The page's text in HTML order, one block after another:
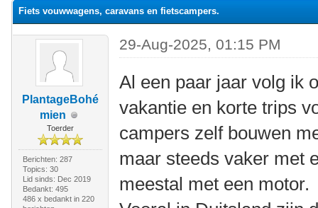
Fiets vouwwagens, caravans en fietscampers.
PlantageBohé
mien
Toerder
Berichten: 287
Topics: 30
Lid sinds: Dec 2019
Bedankt: 495
486 x bedankt in 220
29-Aug-2025, 01:15 PM
Al een paar jaar volg ik
vakantie en korte trips
campers zelf bouwen
maar steeds vaker met
meestal met een motor.